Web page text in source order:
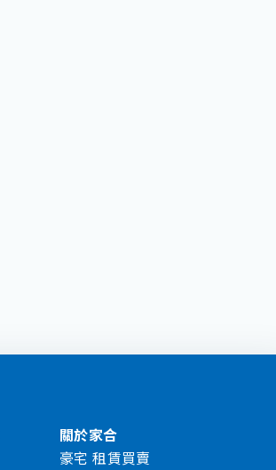
關於家合
豪宅 租賃買賣